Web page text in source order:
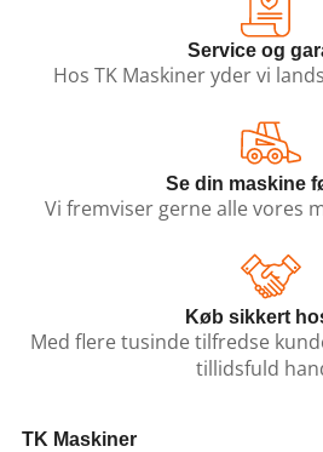
Service og
Hos TK Maskiner yder vi
Se din maskine
Vi fremviser gerne alle vores
Køb sikkert
Med flere tusinde tilfredse
tillidsfuld
TK Maskiner